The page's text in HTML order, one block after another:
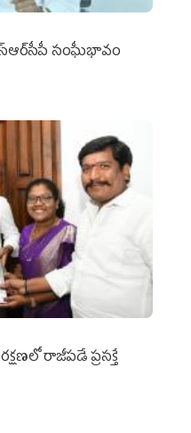
సంఘీభావం
రాజీపడే ప్రసక్తే